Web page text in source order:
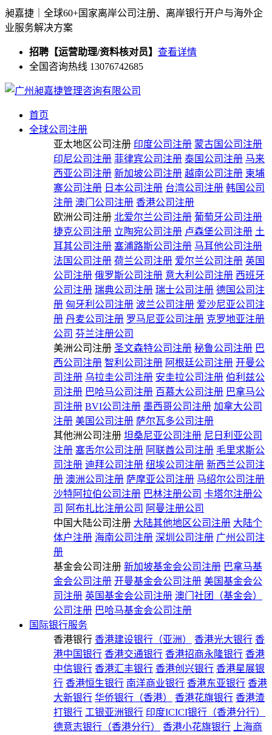
昶嘉捷｜全球60+国家离岸公司注册、离岸银行开户与海外企
业服务解决方案
招聘【运营助理/资料核对员】 查看详情
全国咨询热线 13076742685
首页
全球公司注册
亚太地区公司注册 印度公司注册 蒙古国公司注册
印尼公司注册 菲律宾公司注册 泰国公司注册 马来
西亚公司注册 新加坡公司注册 越南公司注册 柬埔
寨公司注册 日本公司注册 台湾公司注册 韩国公司
注册 澳门公司注册 香港公司注册
欧洲公司注册 北爱尔兰公司注册 葡萄牙公司注册
捷克公司注册 立陶宛公司注册 卢森堡公司注册 土
耳其公司注册 塞浦路斯公司注册 马耳他公司注册
法国公司注册 荷兰公司注册 爱尔兰公司注册 英国
公司注册 俄罗斯公司注册 意大利公司注册 西班牙
公司注册 瑞典公司注册 瑞士公司注册 德国公司注
册 匈牙利公司注册 波兰公司注册 爱沙尼亚公司注
册 丹麦公司注册 罗马尼亚公司注册 克罗地亚注册
公司 芬兰注册公司
美洲公司注册 圣文森特公司注册 秘鲁公司注册 巴
西公司注册 智利公司注册 阿根廷公司注册 开曼公
司注册 乌拉圭公司注册 安圭拉公司注册 伯利兹公
司注册 巴哈马公司注册 百慕大公司注册 巴拿马公
司注册 BVI公司注册 墨西哥公司注册 加拿大公司
注册 美国公司注册 萨尔瓦多公司注册
其他洲公司注册 坦桑尼亚公司注册 尼日利亚公司
注册 塞舌尔公司注册 阿联酋公司注册 毛里求斯公
司注册 迪拜公司注册 纽埃公司注册 新西兰公司注
册 澳洲公司注册 萨摩亚公司注册 马绍尔公司注册
沙特阿拉伯公司注册 巴林注册公司 卡塔尔注册公
司 阿布扎比注册公司 阿曼注册公司
中国大陆公司注册 大陆其他地区公司注册 大陆个
体户注册 海南公司注册 深圳公司注册 广州公司注
册
基金会公司注册 新加坡基金会公司注册 巴拿马基
金会公司注册 开曼基金会公司注册 美国基金会公
司注册 英国基金会公司注册 澳门社团（基金会）
公司注册 巴哈马基金会公司注册
国际银行服务
香港银行 香港建设银行（亚洲） 香港光大银行 香
港中国银行 香港交通银行 香港招商永隆银行 香港
中信银行 香港汇丰银行 香港创兴银行 香港星展银
行 香港恒生银行 南洋商业银行 香港东亚银行 香港
大新银行 华侨银行（香港） 香港花旗银行 香港渣
打银行 工银亚洲银行 印度ICICI银行（香港分行）
德意志银行（香港分行）
香港小花旗银行
上海商